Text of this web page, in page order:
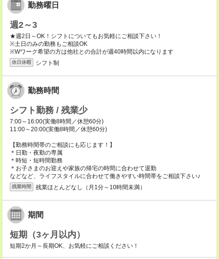
勤務曜日
週2～3
★週2日～OK！シフトについてもお気軽にご相談下さい！
※土日のみの勤務もご相談OK
※Wワーク希望の方は他社との合計が週40時間以内になります
休日休暇 シフト制
勤務時間
シフト勤務 / 残業少
7:00～16:00(実働8時間／休憩60分)
11:00～20:00(実働8時間／休憩60分)
【勤務時間帯のご相談にも応じます！】
＊日勤・夜勤の専属
＊時短・短時間勤務
＊お子さまのお迎えや家族の帰宅の時間に合わせて退勤
などなど、ライフスタイルに合わせて働きやすい時間帯をご相談下さい♪
残業時間 残業ほとんどなし（月1分～10時間未満）
期間
短期（3ヶ月以内）
短期2か月～長期OK、お気軽にご相談ください！